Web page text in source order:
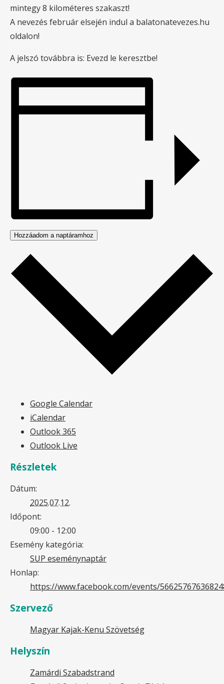
mintegy 8 kilométeres szakaszt!
A nevezés február elsején indul a balatonatevezes.hu
oldalon!
A jelszó továbbra is: Evezd le keresztbe!
Hozzáadom a naptáramhoz
Google Calendar
iCalendar
Outlook 365
Outlook Live
Részletek
Dátum:
2025.07.12.
Időpont:
09:00 - 12:00
Esemény kategória:
SUP eseménynaptár
Honlap:
https://www.facebook.com/events/
Szervező
Magyar Kajak-Kenu Szövetség
Helyszín
Zamárdi Szabadstrand